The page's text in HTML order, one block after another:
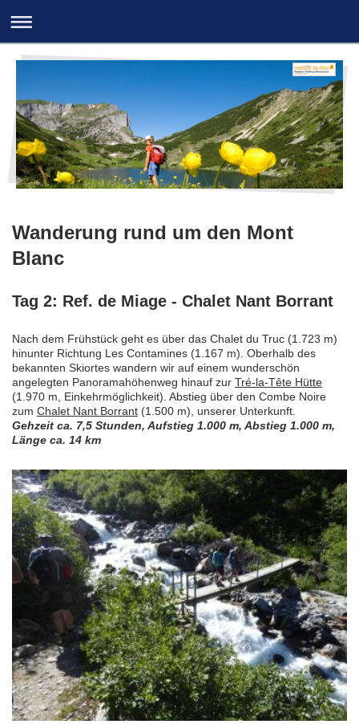
Wanderung rund um den Mont
Blanc
Tag 2: Ref. de Miage - Chalet Nant Borrant
Nach dem Frühstück geht es über das Chalet du Truc (1.723 m)
hinunter Richtung Les Contamines (1.167 m). Oberhalb des
bekannten Skiortes wandern wir auf einem wunderschön
angelegten Panoramahöhenweg hinauf zur Tré-la-Tête Hütte
(1.970 m, Einkehrmöglichkeit). Abstieg über den Combe Noire
zum Chalet Nant Borrant (1.500 m), unserer Unterkunft.
Gehzeit ca. 7,5 Stunden, Aufstieg 1.000 m, Abstieg 1.000 m,
Länge ca. 14 km